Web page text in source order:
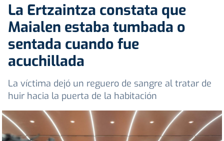
La Ertzaintza constata que
Maialen estaba tumbada o
sentada cuando fue
acuchillada
La víctima dejó un reguero de sangre al tratar de
huir hacia la puerta de la habitación